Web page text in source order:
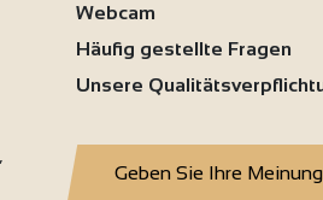
Webcam
Häufig gestellte Fragen
Unsere
Geben Sie Ihre Meinung